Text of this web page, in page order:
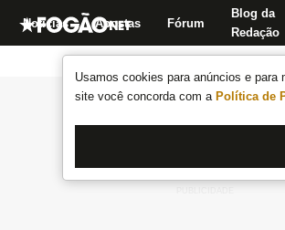
Usamos cookies para anúncios e para
site você concorda com a Política de
Notícias Apostas Fórum
Blog da
Redação